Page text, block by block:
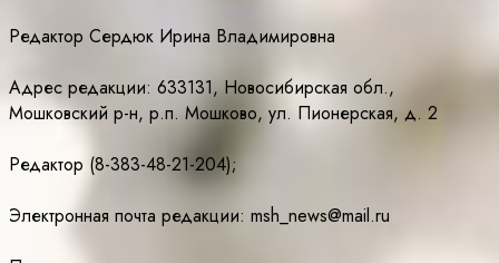
Редактор Сердюк Ирина Владимировна
Адрес редакции: 633131, Новосибирская обл.,
Мошковский р-н, р.п. Мошково, ул. Пионерская, д. 2
Редактор (8-383-48-21-204);
Электронная почта редакции: msh_news@mail.ru